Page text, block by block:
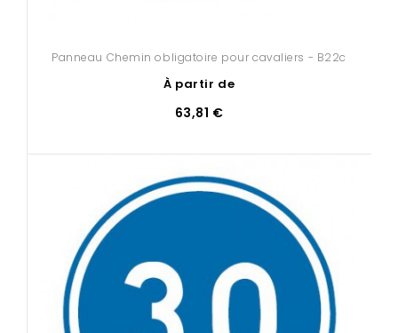
Panneau Chemin obligatoire pour cavaliers - B22c
À partir de
63,81 €